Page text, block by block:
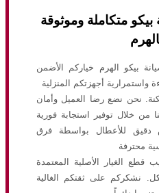
بيكو متكاملة وموثوقة
بيكو الهرم خياركم الأضمن
واستمرارية أجهزتكم المنزلية
نحن نضع رضا العميل وأمان
من خلال توفير استجابة فورية
دقيق للأعطال بواسطة فرق
محترفة
قطع الغيار الأصلية المعتمدة
نشكركم على ثقتكم الغالية